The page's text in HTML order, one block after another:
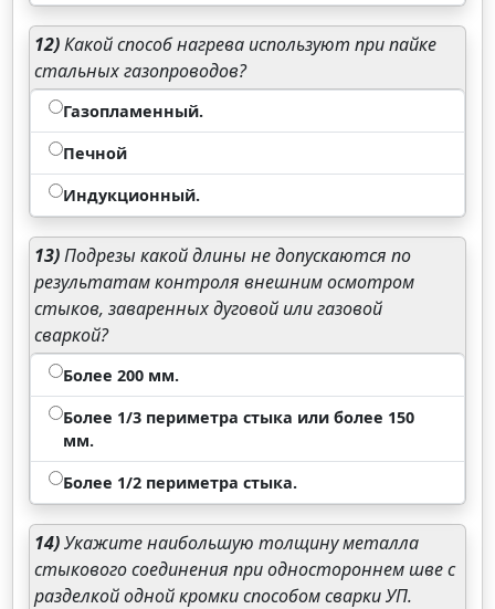
12)Какой способ нагрева используют при пайке
стальных газопроводов?
Газопламенный.
Печной
Индукционный.
13)Подрезы какой длины не допускаются по
результатам контроля внешним осмотром
стыков, заваренных дуговой или газовой
сваркой?
Более 200 мм.
Более 1/3 периметра стыка или более 150
мм.
Более 1/2 периметра стыка.
14)Укажите наибольшую толщину металла
стыкового соединения при одностороннем шве с
разделкой одной кромки способом сварки УП.